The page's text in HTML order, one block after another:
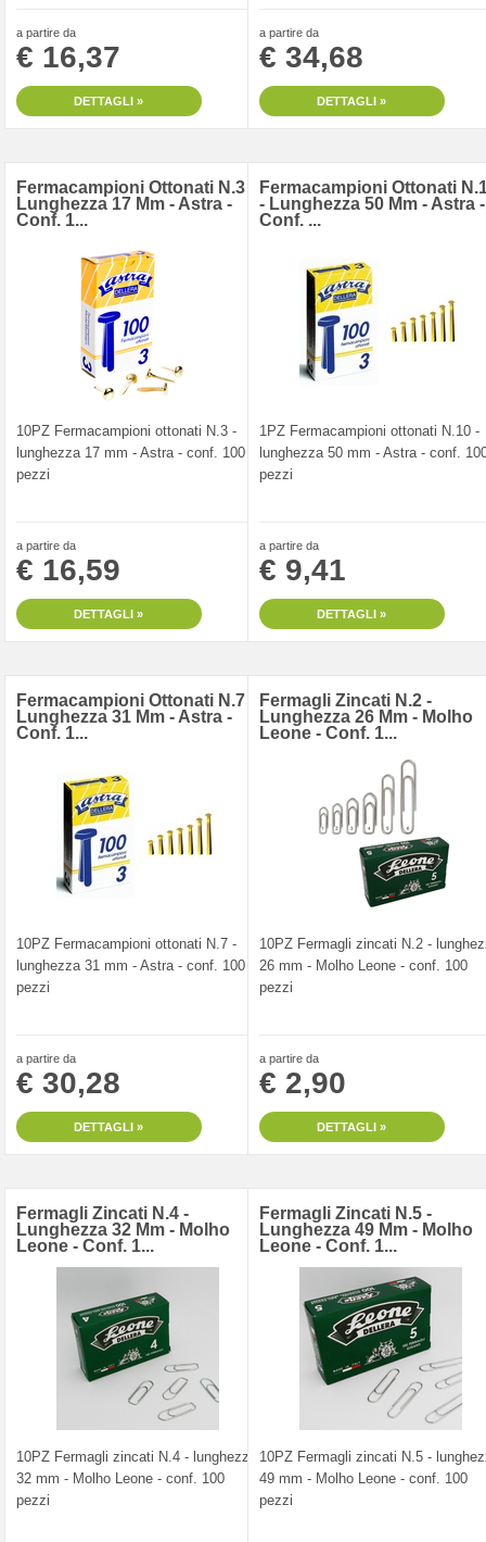
a partire da
€ 16,37
DETTAGLI »
a partire da
€ 34,68
DETTAGLI »
Fermacampioni Ottonati N.3 -
Lunghezza 17 Mm - Astra -
Conf. 1...
10PZ Fermacampioni ottonati N.3 -
lunghezza 17 mm - Astra - conf. 100
pezzi
a partire da
€ 16,59
DETTAGLI »
Fermacampioni Ottonati
- Lunghezza 50 Mm - Astra -
Conf. ...
1PZ Fermacampioni ottonati N.10 -
lunghezza 50 mm - Astra - conf.
pezzi
a partire da
€ 9,41
DETTAGLI »
Fermacampioni Ottonati N.7 -
Lunghezza 31 Mm - Astra -
Conf. 1...
10PZ Fermacampioni ottonati N.7 -
lunghezza 31 mm - Astra - conf. 100
pezzi
a partire da
€ 30,28
DETTAGLI »
Fermagli Zincati N.2 -
Lunghezza 26 Mm - Molho
Leone - Conf. 1...
10PZ Fermagli zincati N.2 -
26 mm - Molho Leone - conf. 100
pezzi
a partire da
€ 2,90
DETTAGLI »
Fermagli Zincati N.4 -
Lunghezza 32 Mm - Molho
Leone - Conf. 1...
10PZ Fermagli zincati N.4 - lunghezza
32 mm - Molho Leone - conf. 100
pezzi
Fermagli Zincati N.5 -
Lunghezza 49 Mm - Molho
Leone - Conf. 1...
10PZ Fermagli zincati N.5 -
49 mm - Molho Leone - conf. 100
pezzi